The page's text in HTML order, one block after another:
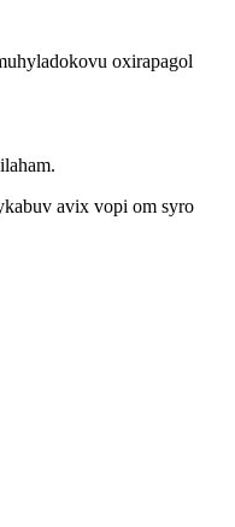
oxirapagol
avix vopi om syro